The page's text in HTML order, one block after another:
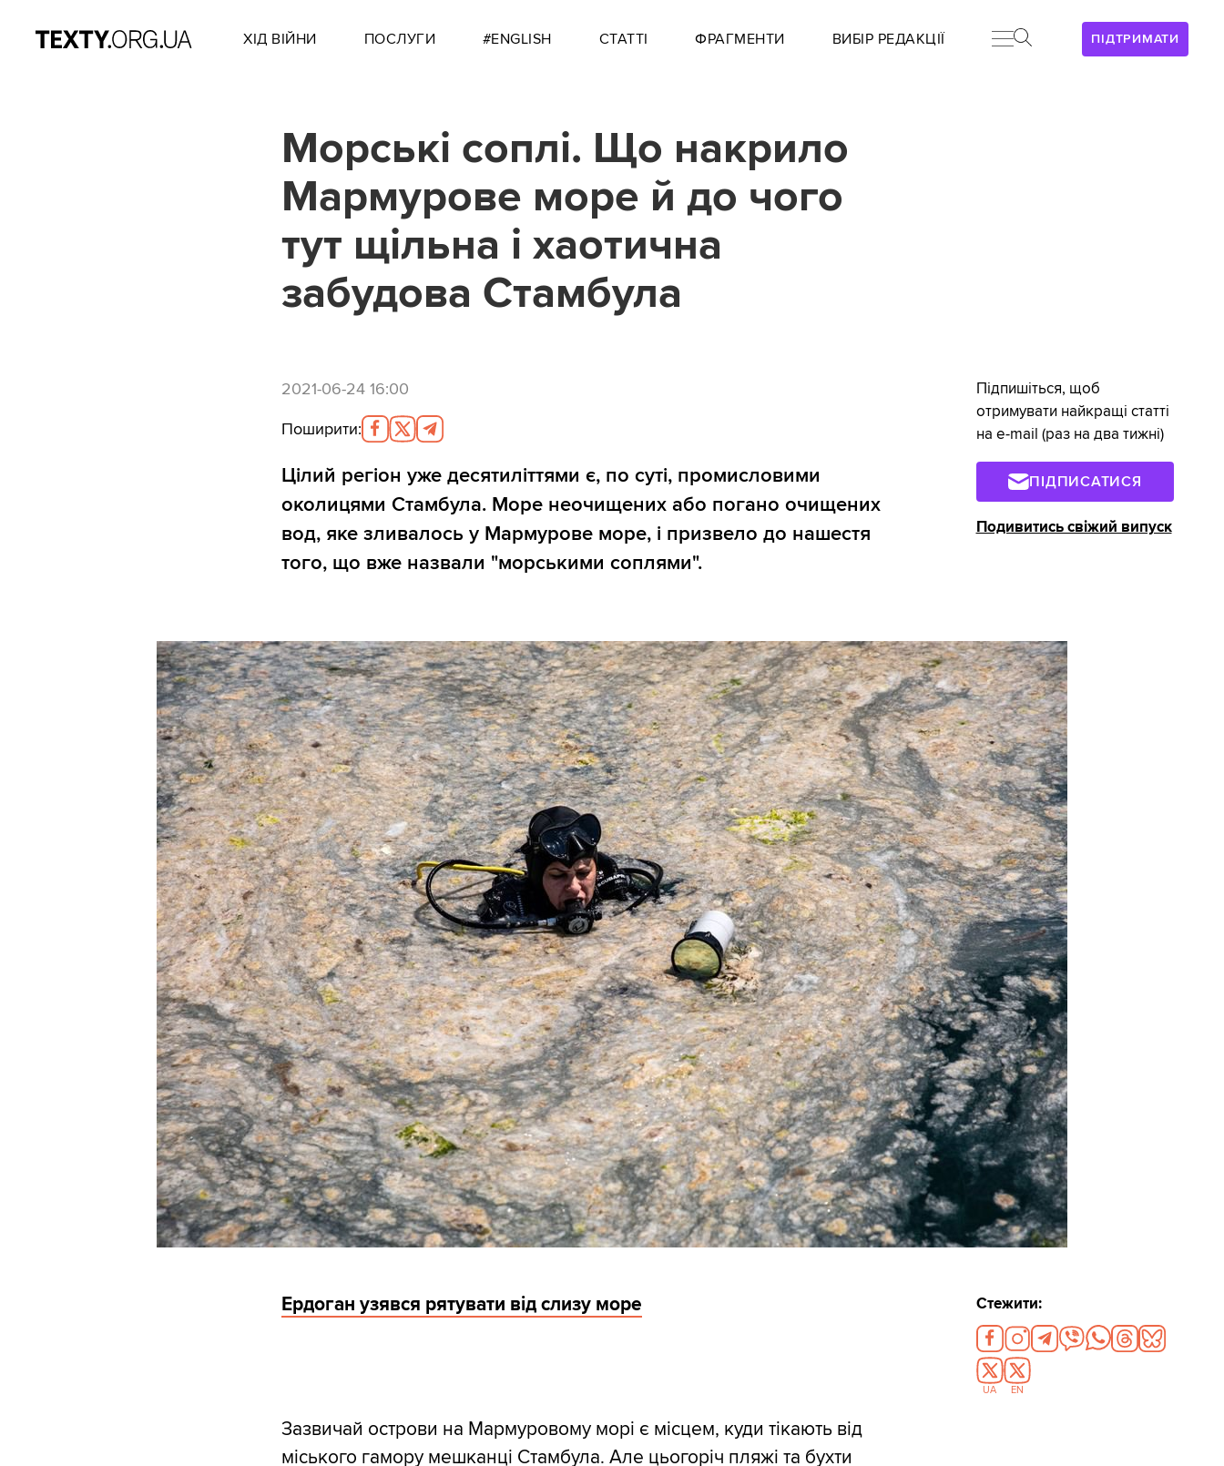
ПІДТРИМАТИ
ХІД ВІЙНИ ПОСЛУГИ #ENGLISH СТАТТІ ФРАГМЕНТИ ВИБІР РЕДАКЦІЇ
Морські соплі. Що накрило
Мармурове море й до чого
тут щільна і хаотична
забудова Стамбула
2021-06-24 16:00
Поширити:
Цілий регіон уже десятиліттями є, по суті, промисловими
околицями Стамбула. Море неочищених або погано очищених
вод, яке зливалось у Мармурове море, і призвело до нашестя
того, що вже назвали "морськими соплями".
Ердоган узявся рятувати від слизу море
Зазвичай острови на Мармуровому морі є місцем, куди тікають від
міського гамору мешканці Стамбула. Але цьогоріч пляжі та бухти
Підпишіться, щоб
отримувати найкращі статті
на e-mail (раз на два тижні)
ПІДПИСАТИСЯ
Подивитись свіжий випуск
Стежити:
UA EN